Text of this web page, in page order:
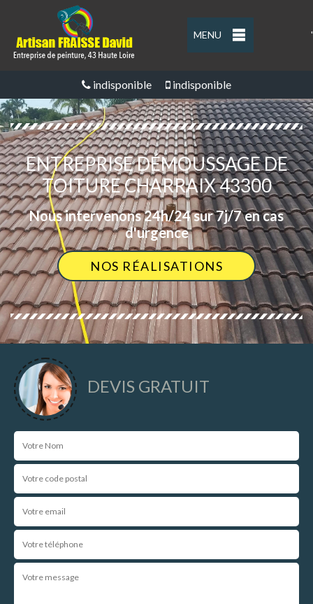
MENU '
indisponible indisponible
ENTREPRISE DÉMOUSSAGE DE
TOITURE CHARRAIX 43300
Nous intervenons 24h/24 sur 7j/7 en cas
d'urgence
NOS RÉALISATIONS
DEVIS GRATUIT